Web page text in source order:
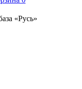
«Русь»